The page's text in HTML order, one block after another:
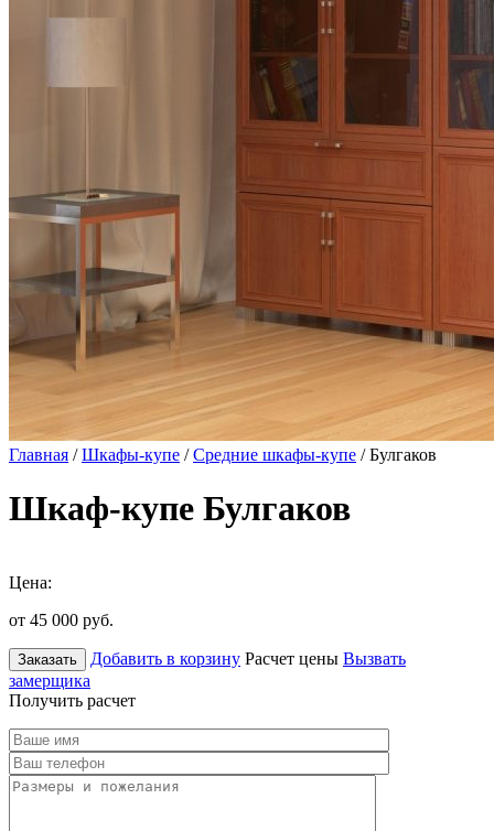
Главная /Шкафы-купе /Средние шкафы-купе / Булгаков
Шкаф-купе Булгаков
Цена:
от 45 000 руб.
Заказать Добавить в корзину Расчет цены Вызвать
замерщика
Получить расчет